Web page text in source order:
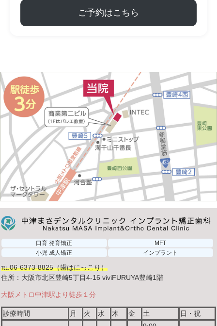
ご予約はこちら
口育 発育矯正
MFT
小児 成人矯正
インプラント
℡.06-6373-8825（歯はにっこり）
住所：大阪市北区豊崎5丁目4-16 viviFURUYA豊崎1階
大阪メトロ中津駅より徒歩１分
診療時間 月 火 水 木 金 土 日・祝